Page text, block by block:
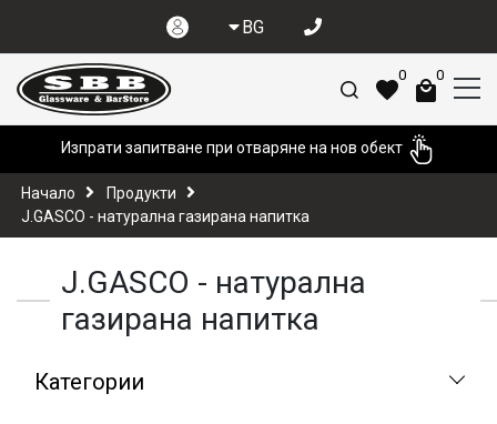
BG
0 0
Изпрати запитване при отваряне на нов обект
Начало
Продукти
J.GASCO - натурална газирана напитка
J.GASCO - натурална
газирана напитка
Категории